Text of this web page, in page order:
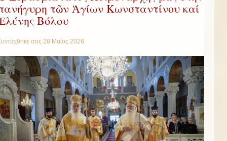
τῶν Ἁγίων Κωνσταντίνου καί
Βόλου
στις 28 Μαϊος 2026